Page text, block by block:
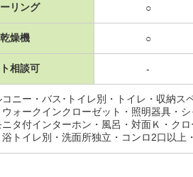
リング ○
燥機 ○
相談可 -
ニー・バス･トイレ別・トイレ・収納ス
ォークインクローゼット・照明器具・
タ付インターホン・風呂・対面Ｋ・ク
トイレ別・洗面所独立・コンロ2口以